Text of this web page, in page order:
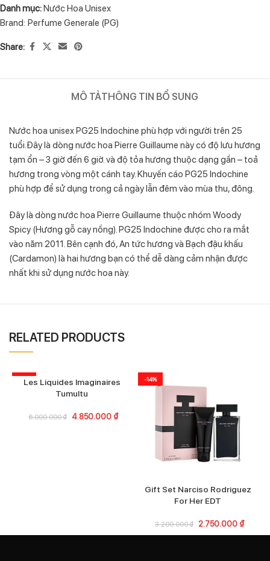
Danh mục:Nước Hoa Unisex
Brand: Perfume Generale (PG)
Share:
MÔ TẢTHÔNG TIN BỔ SUNG
Nước hoa unisex PG25 Indochine phù hợp với người trên 25
tuổi.Đây là dòng nước hoa Pierre Guillaume này có độ lưu hương
tạm ổn – 3 giờ đến 6 giờ. và độ tỏa hương thuộc dạng gần – toả
hương trong vòng một cánh tay. Khuyến cáo PG25 Indochine
phù hợp để sử dụng trong cả ngày lẫn đêm vào mùa thu, đông.
Đây là dòng nước hoa Pierre Guillaume thuộc nhóm Woody
Spicy (Hương gỗ cay nồng). PG25 Indochine được cho ra mắt
vào năm 2011. Bên cạnh đó, An tức hương và Bạch đậu khấu
(Cardamon) là hai hương bạn có thể dễ dàng cảm nhận được
nhất khi sử dụng nước hoa này.
RELATED PRODUCTS
-19%Les Liquides Imaginaires
Tumultu
6.000.000₫ 4.850.000 ₫
-14%
Gift Set Narciso Rodriguez
For Her EDT
3.200.000₫ 2.750.000 ₫